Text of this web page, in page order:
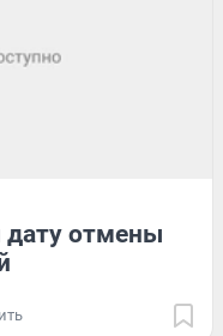
дату отмены